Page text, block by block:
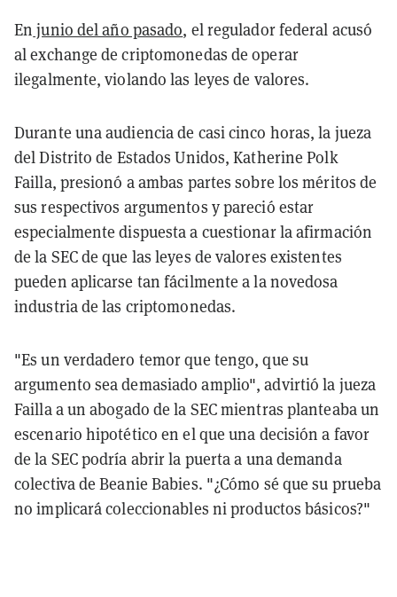
En junio del año pasado, el regulador federal acusó
al exchange de criptomonedas de operar
ilegalmente, violando las leyes de valores.
Durante una audiencia de casi cinco horas, la jueza
del Distrito de Estados Unidos, Katherine Polk
Failla, presionó a ambas partes sobre los méritos de
sus respectivos argumentos y pareció estar
especialmente dispuesta a cuestionar la afirmación
de la SEC de que las leyes de valores existentes
pueden aplicarse tan fácilmente a la novedosa
industria de las criptomonedas.
"Es un verdadero temor que tengo, que su
argumento sea demasiado amplio", advirtió la jueza
Failla a un abogado de la SEC mientras planteaba un
escenario hipotético en el que una decisión a favor
de la SEC podría abrir la puerta a una demanda
colectiva de Beanie Babies. "¿Cómo sé que su prueba
no implicará coleccionables ni productos básicos?"